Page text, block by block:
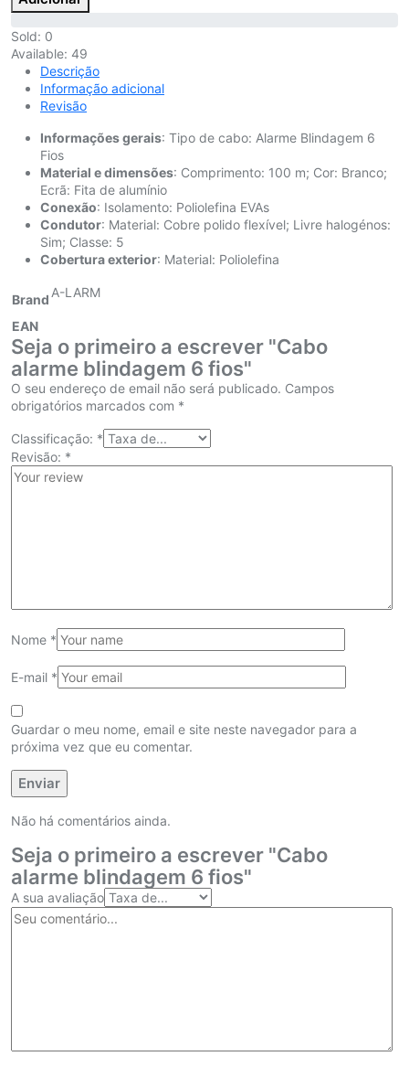
Sold: 0
Available: 49
Descrição
Informação adicional
Revisão
Informações gerais: Tipo de cabo: Alarme Blindagem 6
Fios
Material e dimensões: Comprimento: 100 m; Cor: Branco;
Ecrã: Fita de alumínio
Conexão: Isolamento: Poliolefina EVAs
Condutor: Material: Cobre polido flexível; Livre halogénos:
Sim; Classe: 5
Cobertura exterior: Material: Poliolefina
BrandA-LARM
EAN
Seja o primeiro a escrever "Cabo
alarme blindagem 6 fios"
O seu endereço de email não será publicado. Campos
obrigatórios marcados com *
Classificação: *
Revisão: *
Nome *
E-mail *
Guardar o meu nome, email e site neste navegador para a
próxima vez que eu comentar.
Não há comentários ainda.
Seja o primeiro a escrever "Cabo
alarme blindagem 6 fios"
A sua avaliação